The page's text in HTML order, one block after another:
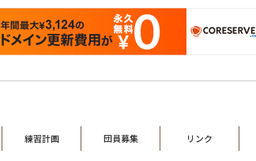
練習計画 団員募集 リンク